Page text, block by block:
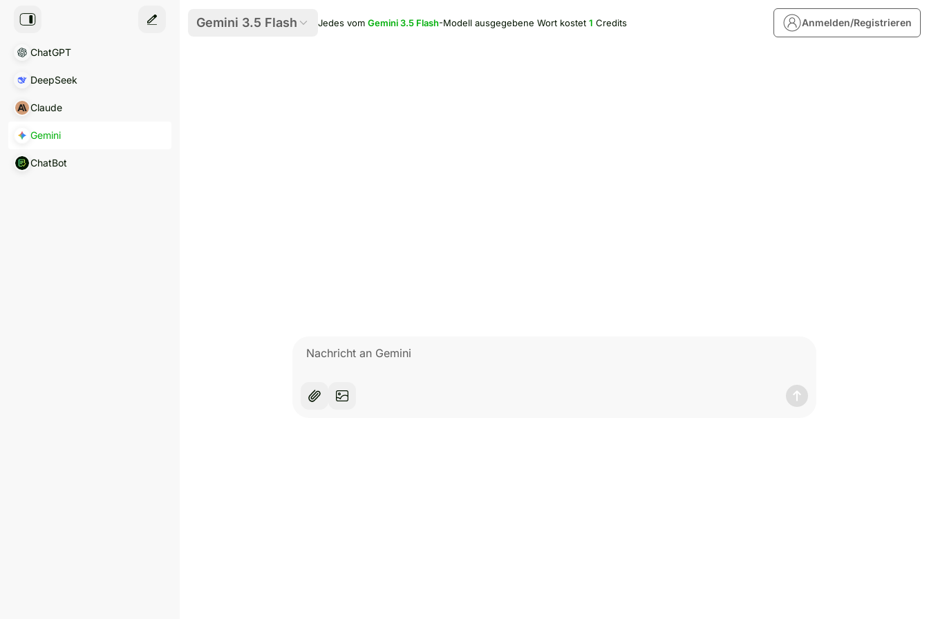
ChatGPT
DeepSeek
Claude
Gemini
ChatBot
Gemini 3.5 Flash Jedes vom Gemini 3.5 Flash-Modell ausgegebene Wort kostet 1 Credits Anmelden/Registrieren